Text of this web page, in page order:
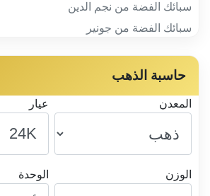
سبائك الفضة من نجم الدين
سبائك الفضة من جونير
حاسبة الذهب
المعدن عيار
الوزن الوحدة